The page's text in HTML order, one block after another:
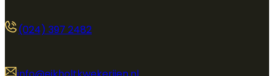
(024) 397 2482